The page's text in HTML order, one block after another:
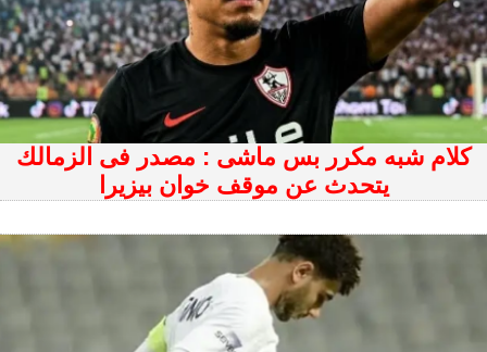
كلام شبه مكرر بس ماشى : مصدر فى الزمالك
يتحدث عن موقف خوان بيزيرا